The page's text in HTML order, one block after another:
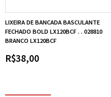
LIXEIRA DE BANCADA BASCULANTE
FECHADO BOLD LX120BCF . . 028810
BRANCO LX120BCF
R$38,00